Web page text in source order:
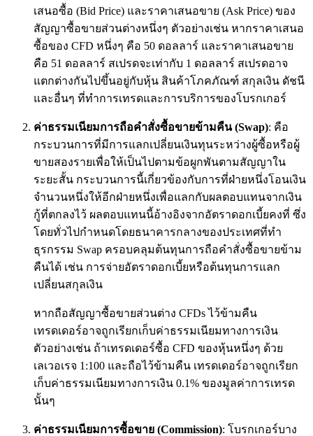
เสนอซื้อ (Bid Price) และราคาเสนอขาย (Ask Price) ของ
สัญญาซื้อขายส่วนต่างหนึ่งๆ ตัวอย่างเช่น หากราคาเสนอ
ซื้อของ CFD หนึ่งๆ คือ 50 ดอลลาร์ และราคาเสนอขาย
คือ 51 ดอลลาร์ สเปรดจะเท่ากับ 1 ดอลลาร์ สเปรดอาจ
แตกต่างกันไปขึ้นอยู่กับหุ้น สินค้าโภคภัณฑ์ สกุลเงิน ดัชนี
และอื่นๆ ที่ทำการเทรดและการบริการของโบรกเกอร์
ค่าธรรมเนียมการถือคำสั่งซื้อขายข้ามคืน (Swap): คือ
กระบวนการที่มีการแลกเปลี่ยนเงินทุนระหว่างผู้ซื้อหรือผู้
ขายสองรายเพื่อให้เป็นไปตามข้อผูกพันตามสัญญาใน
ระยะสั้น กระบวนการนี้เกี่ยวข้องกับการที่ฝ่ายหนึ่งโอนเงิน
จำนวนหนึ่งให้อีกฝ่ายหนึ่งเพื่อแลกกับผลตอบแทนจากเงิน
กู้ที่ตกลงไว้ ผลตอบแทนนี้อ้างอิงจากอัตราดอกเบี้ยคงที่ ซึ่ง
โดยทั่วไปกำหนดโดยธนาคารกลางของประเทศที่ทำ
ธุรกรรม Swap ครอบคลุมต้นทุนการถือคำสั่งซื้อขายข้าม
คืนได้ เช่น การจ่ายอัตราดอกเบี้ยหรือต้นทุนการแลก
เปลี่ยนสกุลเงิน
หากถือสัญญาซื้อขายส่วนต่าง CFDs ไว้ข้ามคืน
เทรดเดอร์อาจถูกเรียกเก็บค่าธรรมเนียมทางการเงิน
ตัวอย่างเช่น ถ้าเทรดเดอร์ซื้อ CFD ของหุ้นหนึ่งๆ ด้วย
เลเวอเรจ 1:100 และถือไว้ข้ามคืน เทรดเดอร์อาจถูกเรียก
เก็บค่าธรรมเนียมทางการเงิน 0.1% ของมูลค่าการเทรด
นั้นๆ
ค่าธรรมเนียมการซื้อขาย (Commission): โบรกเกอร์บาง